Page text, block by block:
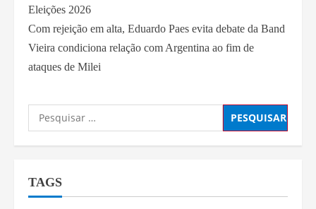
Eleições 2026
Com rejeição em alta, Eduardo Paes evita debate da Band
Vieira condiciona relação com Argentina ao fim de
ataques de Milei
TAGS